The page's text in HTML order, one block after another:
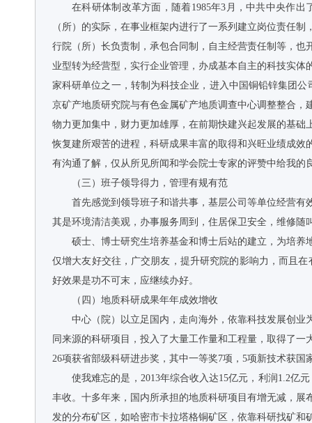
在科研体制改革方面，随着1985年3月，中共中央作
（所）的实际，在事业框架内进行了一系列建立岗位责任
行院（所）长负责制，承包合同制，自主经营责任制等，
业型转为经营型，实行企业管理，办成基本自主的科技实体
家科研单位之一，转制为科技企业，进入中国铜铅锌集团
京矿产地质研究院与有色金属矿产地质调查中心调整整合
物力更加集中，财力更加雄厚，在前期快建兴起发展的基
恢复建所艰苦的进程，科研成果丰富的取得和兴旺业绩成
有沟通了解，仅从所见所闻和学会院士专家的评赞中给我的
（三）班子领导得力，管理有规有范
首先感觉到领导班子和谐共事，基层公司等单位经营
其是环境清洁美观，办事服务周到，住居保卫安全，维修
硕士、博士研究生培养基金和博士后站的建立，为培
仅增大友好交往，广交朋友，提升研究院的影响力，而且
好效果是功不可末，应继续办好。
（四）地质科研成果年年成效增收
中心（院）以立足国内，走向海外，依靠科技发展创
同来源的科研项目，投入了大量工作量和工程量，取得了
26项获省部级科研进步奖，其中一等奖7项，5项新技术获
使我难忘的是，2013年综合收入达15亿元，利润1.2亿
丰收。十多年来，国内所承担的地质科研项目有增无减，
发的分布矿区，如哈密市卡拉塔格铜矿区，依靠科研找矿